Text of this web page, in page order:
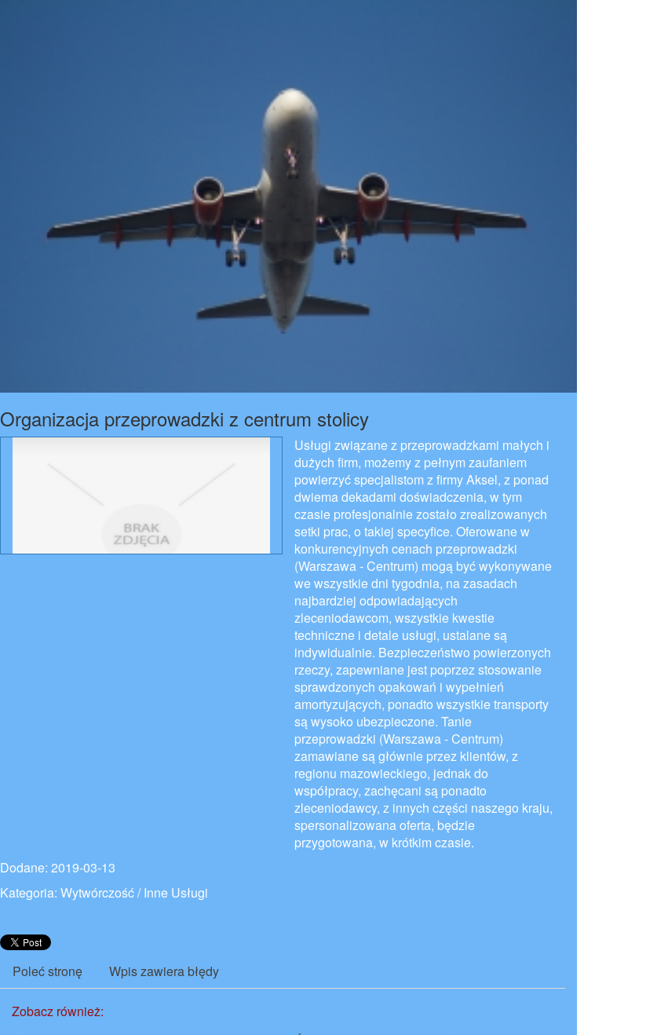
Organizacja przeprowadzki z centrum stolicy
Usługi związane z przeprowadzkami małych i
dużych firm, możemy z pełnym zaufaniem
powierzyć specjalistom z firmy Aksel, z ponad
dwiema dekadami doświadczenia, w tym
czasie profesjonalnie zostało zrealizowanych
setki prac, o takiej specyfice. Oferowane w
konkurencyjnych cenach przeprowadzki
(Warszawa - Centrum) mogą być wykonywane
we wszystkie dni tygodnia, na zasadach
najbardziej odpowiadających
zleceniodawcom, wszystkie kwestie
techniczne i detale usługi, ustalane są
indywidualnie. Bezpieczeństwo powierzonych
rzeczy, zapewniane jest poprzez stosowanie
sprawdzonych opakowań i wypełnień
amortyzujących, ponadto wszystkie transporty
są wysoko ubezpieczone. Tanie
przeprowadzki (Warszawa - Centrum)
zamawiane są głównie przez klientów, z
regionu mazowieckiego, jednak do
współpracy, zachęcani są ponadto
zleceniodawcy, z innych części naszego kraju,
spersonalizowana oferta, będzie
przygotowana, w krótkim czasie.
Dodane: 2019-03-13
Kategoria: Wytwórczość / Inne Usługi
Poleć stronę Wpis zawiera błędy
Zobacz również: